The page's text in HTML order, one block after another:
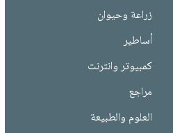
زراعة وحيوان
أساطير
كمبيوتر وانترنت
مراجع
العلوم والطبيعة